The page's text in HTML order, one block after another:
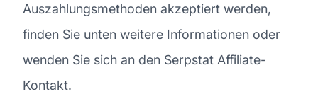
Auszahlungsmethoden akzeptiert werden,
finden Sie unten weitere Informationen oder
wenden Sie sich an den Serpstat Affiliate-
Kontakt.